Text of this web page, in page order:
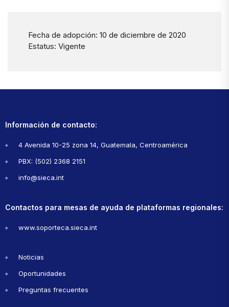
Fecha de adopción: 10 de diciembre de 2020
Estatus: Vigente
Información de contacto:
4 Avenida 10-25 zona 14, Guatemala, Centroamérica
PBX: (502) 2368 2151
info@sieca.int
Contactos para mesas de ayuda de plataformas regionales:
www.soporteca.sieca.int
Noticias
Oportunidades
Preguntas frecuentes